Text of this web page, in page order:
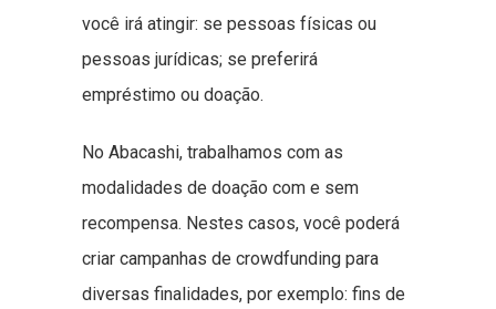
você irá atingir: se pessoas físicas ou
pessoas jurídicas; se preferirá
empréstimo ou doação.
No Abacashi, trabalhamos com as
modalidades de doação com e sem
recompensa. Nestes casos, você poderá
criar campanhas de crowdfunding para
diversas finalidades, por exemplo: fins de